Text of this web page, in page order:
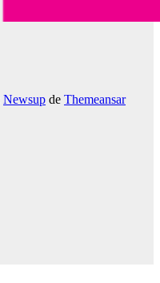
Newsup de Themeansar